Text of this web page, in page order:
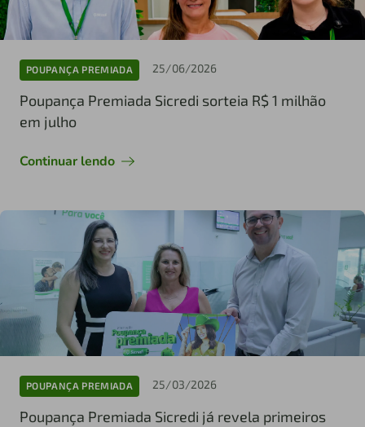
POUPANÇA PREMIADA 25/06/2026
Poupança Premiada Sicredi sorteia R$ 1 milhão
em julho
Continuar lendo
POUPANÇA PREMIADA 25/03/2026
Poupança Premiada Sicredi já revela primeiros